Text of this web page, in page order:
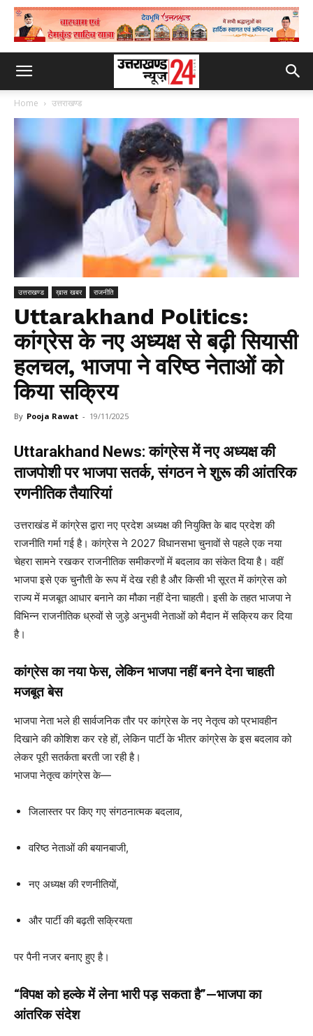
Home उत्तराखण्ड
उत्तराखण्ड ख़ास खबर राजनीति
Uttarakhand Politics:
कांग्रेस के नए अध्यक्ष से बढ़ी सियासी
हलचल, भाजपा ने वरिष्ठ नेताओं को
किया सक्रिय
By Pooja Rawat - 19/11/2025
Uttarakhand News: कांग्रेस में नए अध्यक्ष की
ताजपोशी पर भाजपा सतर्क, संगठन ने शुरू की आंतरिक
रणनीतिक तैयारियां
उत्तराखंड में कांग्रेस द्वारा नए प्रदेश अध्यक्ष की नियुक्ति के बाद प्रदेश की
राजनीति गर्मा गई है। कांग्रेस ने 2027 विधानसभा चुनावों से पहले एक नया
चेहरा सामने रखकर राजनीतिक समीकरणों में बदलाव का संकेत दिया है। वहीं
भाजपा इसे एक चुनौती के रूप में देख रही है और किसी भी सूरत में कांग्रेस को
राज्य में मजबूत आधार बनाने का मौका नहीं देना चाहती। इसी के तहत भाजपा ने
विभिन्न राजनीतिक ध्रुवों से जुड़े अनुभवी नेताओं को मैदान में सक्रिय कर दिया
है।
कांग्रेस का नया फेस, लेकिन भाजपा नहीं बनने देना चाहती
मजबूत बेस
भाजपा नेता भले ही सार्वजनिक तौर पर कांग्रेस के नए नेतृत्व को प्रभावहीन
दिखाने की कोशिश कर रहे हों, लेकिन पार्टी के भीतर कांग्रेस के इस बदलाव को
लेकर पूरी सतर्कता बरती जा रही है।
भाजपा नेतृत्व कांग्रेस के—
जिलास्तर पर किए गए संगठनात्मक बदलाव,
वरिष्ठ नेताओं की बयानबाजी,
नए अध्यक्ष की रणनीतियों,
और पार्टी की बढ़ती सक्रियता
पर पैनी नजर बनाए हुए है।
“विपक्ष को हल्के में लेना भारी पड़ सकता है”—भाजपा का
आंतरिक संदेश